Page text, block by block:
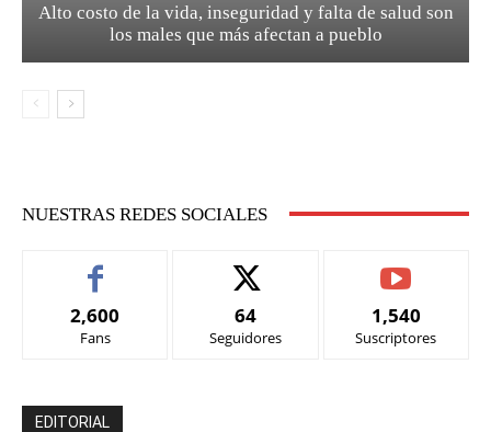
Alto costo de la vida, inseguridad y falta de salud son
los males que más afectan a pueblo
NUESTRAS REDES SOCIALES
2,600
Fans
64
Seguidores
1,540
Suscriptores
EDITORIAL